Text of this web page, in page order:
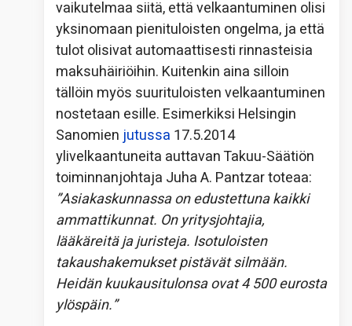
vaikutelmaa siitä, että velkaantuminen olisi
yksinomaan pienituloisten ongelma, ja että
tulot olisivat automaattisesti rinnasteisia
maksuhäiriöihin. Kuitenkin aina silloin
tällöin myös suurituloisten velkaantuminen
nostetaan esille. Esimerkiksi Helsingin
Sanomien jutussa 17.5.2014
ylivelkaantuneita auttavan Takuu-Säätiön
toiminnanjohtaja Juha A. Pantzar toteaa:
”Asiakaskunnassa on edustettuna kaikki
ammattikunnat. On yritysjohtajia,
lääkäreitä ja juristeja. Isotuloisten
takaushakemukset pistävät silmään.
Heidän kuukausitulonsa ovat 4 500 eurosta
ylöspäin.”